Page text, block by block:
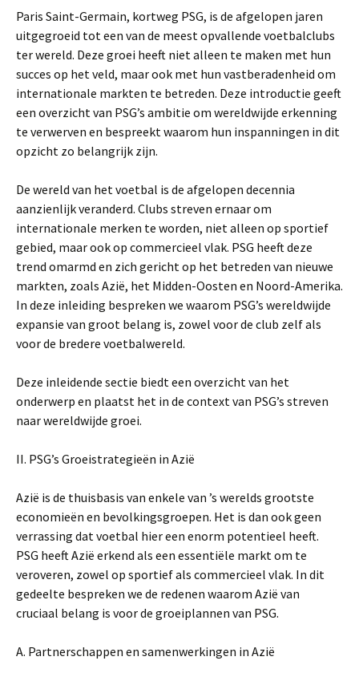
Paris Saint-Germain, kortweg PSG, is de afgelopen jaren
uitgegroeid tot een van de meest opvallende voetbalclubs
ter wereld. Deze groei heeft niet alleen te maken met hun
succes op het veld, maar ook met hun vastberadenheid om
internationale markten te betreden. Deze introductie geeft
een overzicht van PSG’s ambitie om wereldwijde erkenning
te verwerven en bespreekt waarom hun inspanningen in dit
opzicht zo belangrijk zijn.
De wereld van het voetbal is de afgelopen decennia
aanzienlijk veranderd. Clubs streven ernaar om
internationale merken te worden, niet alleen op sportief
gebied, maar ook op commercieel vlak. PSG heeft deze
trend omarmd en zich gericht op het betreden van nieuwe
markten, zoals Azië, het Midden-Oosten en Noord-Amerika.
In deze inleiding bespreken we waarom PSG’s wereldwijde
expansie van groot belang is, zowel voor de club zelf als
voor de bredere voetbalwereld.
Deze inleidende sectie biedt een overzicht van het
onderwerp en plaatst het in de context van PSG’s streven
naar wereldwijde groei.
II. PSG’s Groeistrategieën in Azië
Azië is de thuisbasis van enkele van ’s werelds grootste
economieën en bevolkingsgroepen. Het is dan ook geen
verrassing dat voetbal hier een enorm potentieel heeft.
PSG heeft Azië erkend als een essentiële markt om te
veroveren, zowel op sportief als commercieel vlak. In dit
gedeelte bespreken we de redenen waarom Azië van
cruciaal belang is voor de groeiplannen van PSG.
A. Partnerschappen en samenwerkingen in Azië